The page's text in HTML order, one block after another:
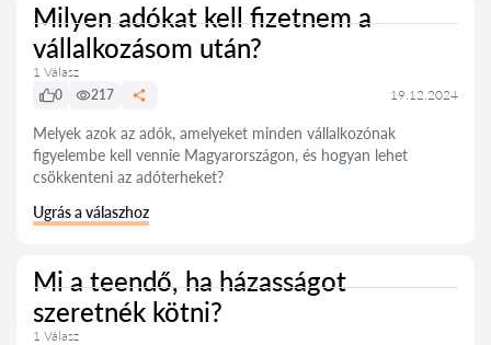
Milyen adókat kell fizetnem a
vállalkozásom után?
1 Válasz
0
217 19.12.2024
Melyek azok az adók, amelyeket minden vállalkozónak
figyelembe kell vennie Magyarországon, és hogyan lehet
csökkenteni az adóterheket?
Ugrás a válaszhoz
Mi a teendő, ha házasságot
szeretnék kötni?
1 Válasz